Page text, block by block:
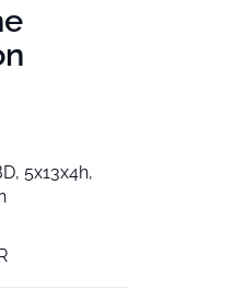
5x13x4h,